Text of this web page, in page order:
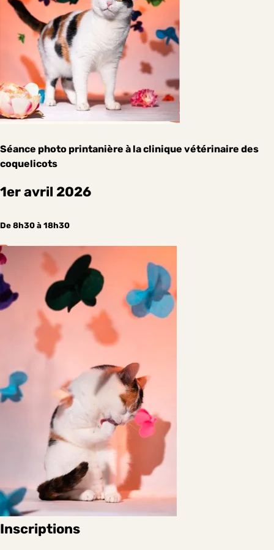
Séance photo printanière à la clinique vétérinaire des
coquelicots
1er avril 2026
De 8h30 à 18h30
Inscriptions